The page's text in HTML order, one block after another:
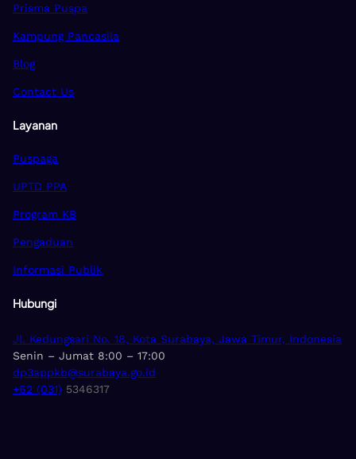
Prisma Puspa
Kampung Pancasila
Blog
Contact Us
Layanan
Puspaga
UPTD PPA
Program KB
Pengaduan
Informasi Publik
Hubungi
Jl. Kedungsari No. 18, Kota Surabaya, Jawa Timur, Indonesia
Senin – Jumat 8:00 – 17:00
dp3appkb@surabaya.go.id
+62 (031) 5346317